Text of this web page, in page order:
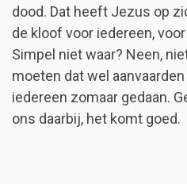
dood. Dat heeft Jezus op
de kloof voor iedereen,
Simpel niet waar? Neen,
moeten dat wel
iedereen zomaar gedaan.
ons daarbij, het komt goed.